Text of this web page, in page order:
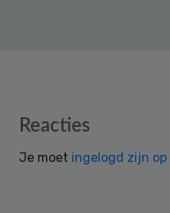
Reader
Reacties
Je moet ingelogd zijn op